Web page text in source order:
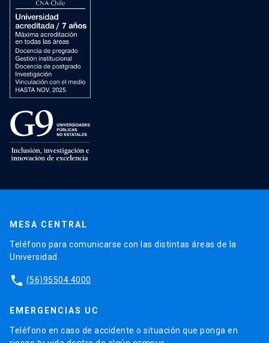
MESA CENTRAL
Teléfono para comunicarse con las distintas áreas de la
Universidad.
phone (56)95504 4000
EMERGENCIAS UC
Teléfono en caso de accidente o situación que ponga en